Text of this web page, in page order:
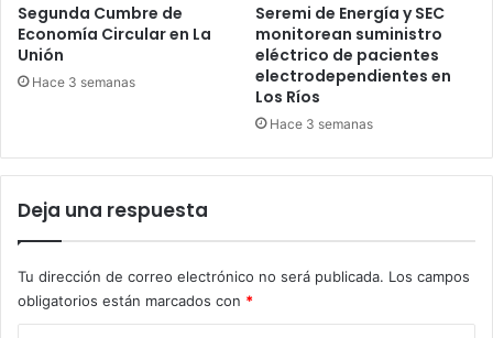
Segunda Cumbre de
Economía Circular en La
Unión
Hace 3 semanas
Seremi de Energía y SEC
monitorean suministro
eléctrico de pacientes
electrodependientes en
Los Ríos
Hace 3 semanas
Deja una respuesta
Tu dirección de correo electrónico no será publicada. Los campos
obligatorios están marcados con *